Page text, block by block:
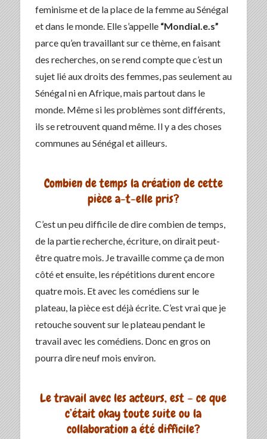
feminisme et de la place de la femme au Sénégal
et dans le monde. Elle s’appelle“Mondial.e.s”
parce qu’en travaillant sur ce thème, en faisant
des recherches, on se rend compte que c’est un
sujet lié aux droits des femmes, pas seulement au
Sénégal ni en Afrique, mais partout dans le
monde. Même si les problèmes sont différents,
ils se retrouvent quand même. Il y a des choses
communes au Sénégal et ailleurs.
Combien de temps la création de cette
pièce a-t-elle pris?
C’est un peu difficile de dire combien de temps,
de la partie recherche, écriture, on dirait peut-
être quatre mois. Je travaille comme ça de mon
côté et ensuite, les répétitions durent encore
quatre mois. Et avec les comédiens sur le
plateau, la pièce est déjà écrite. C’est vrai que je
retouche souvent sur le plateau pendant le
travail avec les comédiens. Donc en gros on
pourra dire neuf mois environ.
Le travail avec les acteurs, est – ce que
c’était okay toute suite ou la
collaboration a été difficile?